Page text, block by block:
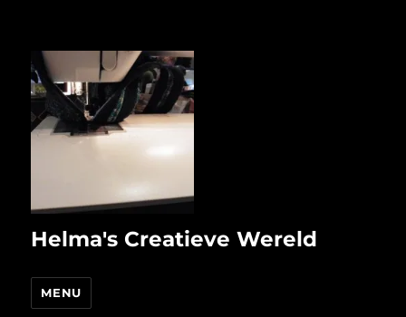
Helma's Creatieve Wereld
MENU